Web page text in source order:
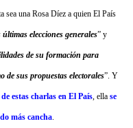
sea una Rosa Díez a quien El País
elecciones generales” y
de su formación para
de sus propuestas electorales”. Y
estas charlas en El País , ella se
más cancha